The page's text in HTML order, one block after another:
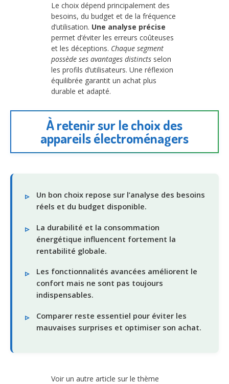
Le choix dépend principalement des
besoins, du budget et de la fréquence
d’utilisation. Une analyse précise
permet d’éviter les erreurs coûteuses
et les déceptions. Chaque segment
possède ses avantages distincts selon
les profils d’utilisateurs. Une réflexion
équilibrée garantit un achat plus
durable et adapté.
À retenir sur le choix des
appareils électroménagers
Un bon choix repose sur l’analyse des besoins
réels et du budget disponible.
La durabilité et la consommation
énergétique influencent fortement la
rentabilité globale.
Les fonctionnalités avancées améliorent le
confort mais ne sont pas toujours
indispensables.
Comparer reste essentiel pour éviter les
mauvaises surprises et optimiser son achat.
Voir un autre article sur le thème